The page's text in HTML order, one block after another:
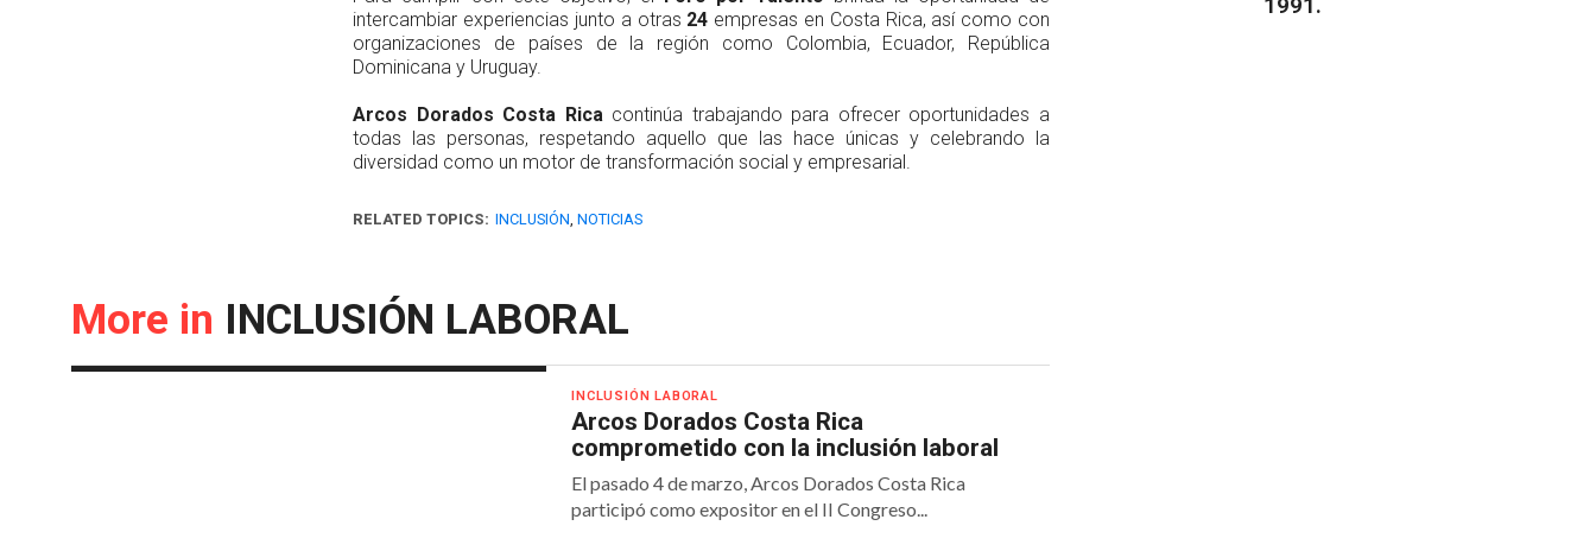
intercambiar experiencias junto a otras 24 empresas en Costa Rica, así como con
organizaciones de países de la región como Colombia, Ecuador, República
Dominicana y Uruguay.
Arcos Dorados Costa Ricacontinúa trabajando para ofrecer oportunidades a
todas las personas, respetando aquello que las hace únicas y celebrando la
diversidad como un motor de transformación social y empresarial.
RELATED TOPICS: INCLUSIÓN,NOTICIAS
More in INCLUSIÓN LABORAL
INCLUSIÓN LABORAL
Arcos Dorados Costa Rica
comprometido con la inclusión laboral
El pasado 4 de marzo, Arcos Dorados Costa Rica
participó como expositor en el II Congreso...